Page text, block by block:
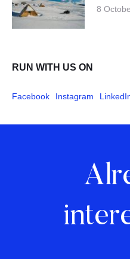
8
RUN WITH US ON
Facebook Instagram